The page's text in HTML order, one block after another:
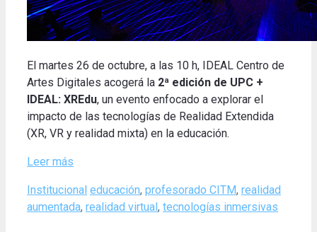
El martes 26 de octubre, a las 10 h, IDEAL Centro de
Artes Digitales acogerá la 2ª edición de UPC +
IDEAL: XREdu, un evento enfocado a explorar el
impacto de las tecnologías de Realidad Extendida
(XR, VR y realidad mixta) en la educación.
Leer más
Categories
Institucional Tags
educación, profesorado CITM, realidad
aumentada, realidad virtual, tecnologías inmersivas